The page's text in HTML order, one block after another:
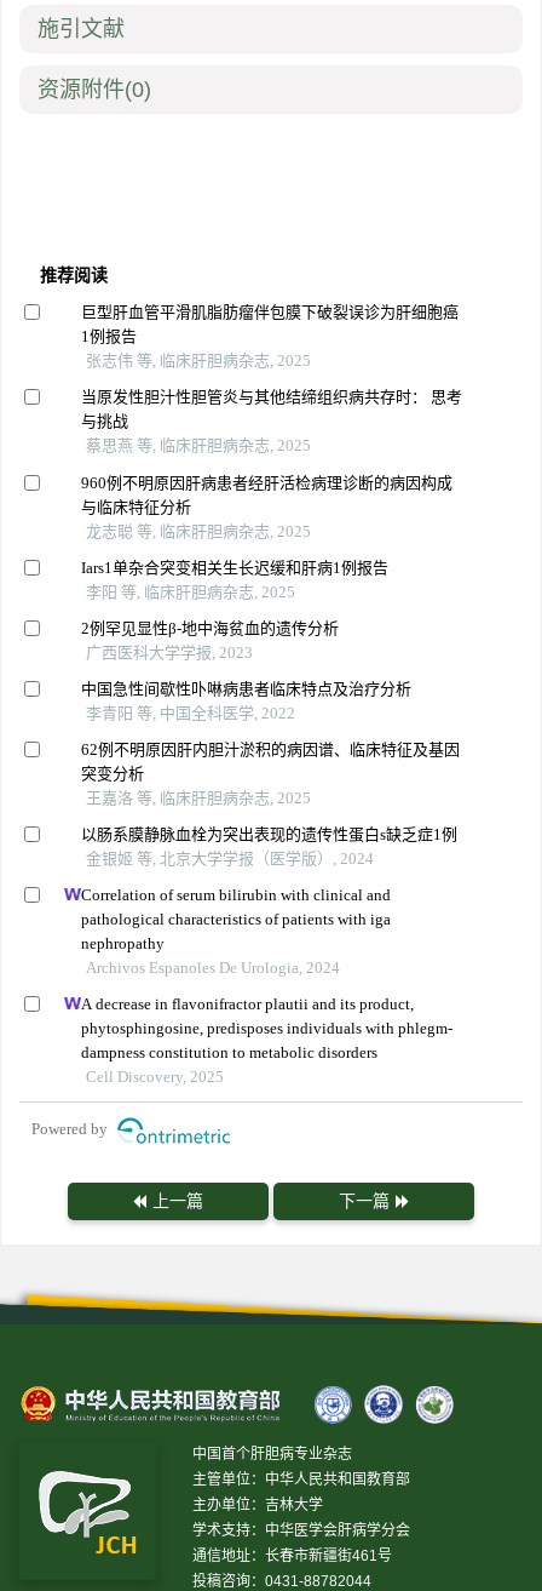
施引文献
资源附件(0)
推荐阅读
巨型肝血管平滑肌脂肪瘤伴包膜下破裂误诊为肝细胞癌
1例报告
张志伟 等, 临床肝胆病杂志, 2025
当原发性胆汁性胆管炎与其他结缔组织病共存时： 思考
与挑战
蔡思燕 等, 临床肝胆病杂志, 2025
960例不明原因肝病患者经肝活检病理诊断的病因构成
与临床特征分析
龙志聪 等, 临床肝胆病杂志, 2025
Iars1单杂合突变相关生长迟缓和肝病1例报告
李阳 等, 临床肝胆病杂志, 2025
2例罕见显性β-地中海贫血的遗传分析
广西医科大学学报, 2023
中国急性间歇性卟啉病患者临床特点及治疗分析
李青阳 等, 中国全科医学, 2022
62例不明原因肝内胆汁淤积的病因谱、临床特征及基因
突变分析
王嘉洛 等, 临床肝胆病杂志, 2025
以肠系膜静脉血栓为突出表现的遗传性蛋白s缺乏症1例
金银姬 等, 北京大学学报（医学版）, 2024
Correlation of serum bilirubin with clinical and
pathological characteristics of patients with iga
nephropathy
Archivos Espanoles De Urologia, 2024
A decrease in flavonifractor plautii and its product,
phytosphingosine, predisposes individuals with phlegm-
dampness constitution to metabolic disorders
Cell Discovery, 2025
Powered by
上一篇 下一篇
中国首个肝胆病专业杂志
主管单位：中华人民共和国教育部
主办单位：吉林大学
学术支持：中华医学会肝病学分会
通信地址：长春市新疆街461号
投稿咨询：0431-88782044